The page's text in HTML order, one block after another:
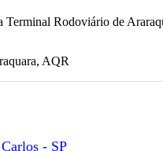
Terminal Rodoviário de
AQR
- SP